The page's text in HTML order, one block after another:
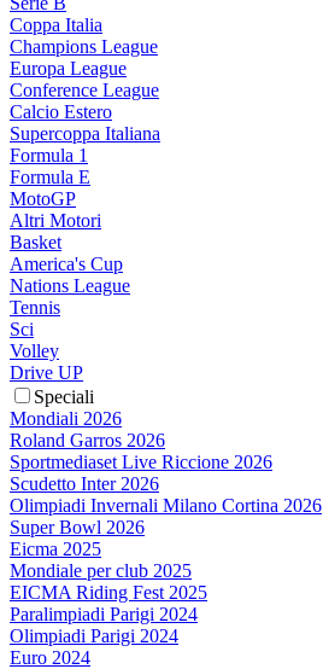
Coppa Italia
Champions League
Europa League
Conference League
Calcio Estero
Supercoppa Italiana
Formula 1
Formula E
MotoGP
Altri Motori
Basket
America's Cup
Nations League
Tennis
Sci
Volley
Drive UP
Speciali
Mondiali 2026
Roland Garros 2026
Sportmediaset Live Riccione 2026
Scudetto Inter 2026
Olimpiadi Invernali Milano Cortina 2026
Super Bowl 2026
Eicma 2025
Mondiale per club 2025
EICMA Riding Fest 2025
Paralimpiadi Parigi 2024
Olimpiadi Parigi 2024
Euro 2024